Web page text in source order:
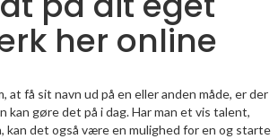
her online
at få sit navn ud på en eller anden måde, er der
kan gøre det på i dag. Har man et vis talent,
kan det også være en mulighed for en og starte